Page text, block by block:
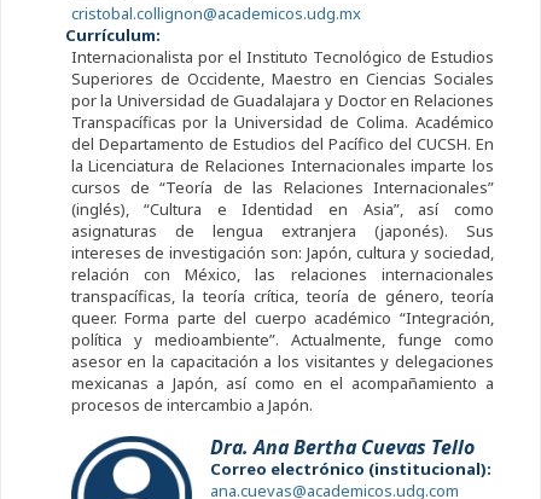
cristobal.collignon@academicos.udg.mx
Currículum:
Internacionalista por el Instituto Tecnológico de Estudios
Superiores de Occidente, Maestro en Ciencias Sociales
por la Universidad de Guadalajara y Doctor en Relaciones
Transpacíficas por la Universidad de Colima. Académico
del Departamento de Estudios del Pacífico del CUCSH. En
la Licenciatura de Relaciones Internacionales imparte los
cursos de “Teoría de las Relaciones Internacionales”
(inglés), “Cultura e Identidad en Asia”, así como
asignaturas de lengua extranjera (japonés). Sus
intereses de investigación son: Japón, cultura y sociedad,
relación con México, las relaciones internacionales
transpacíficas, la teoría crítica, teoría de género, teoría
queer. Forma parte del cuerpo académico “Integración,
política y medioambiente”. Actualmente, funge como
asesor en la capacitación a los visitantes y delegaciones
mexicanas a Japón, así como en el acompañamiento a
procesos de intercambio a Japón.
Dra. Ana Bertha Cuevas Tello
Correo electrónico (institucional):
ana.cuevas@academicos.udg.com